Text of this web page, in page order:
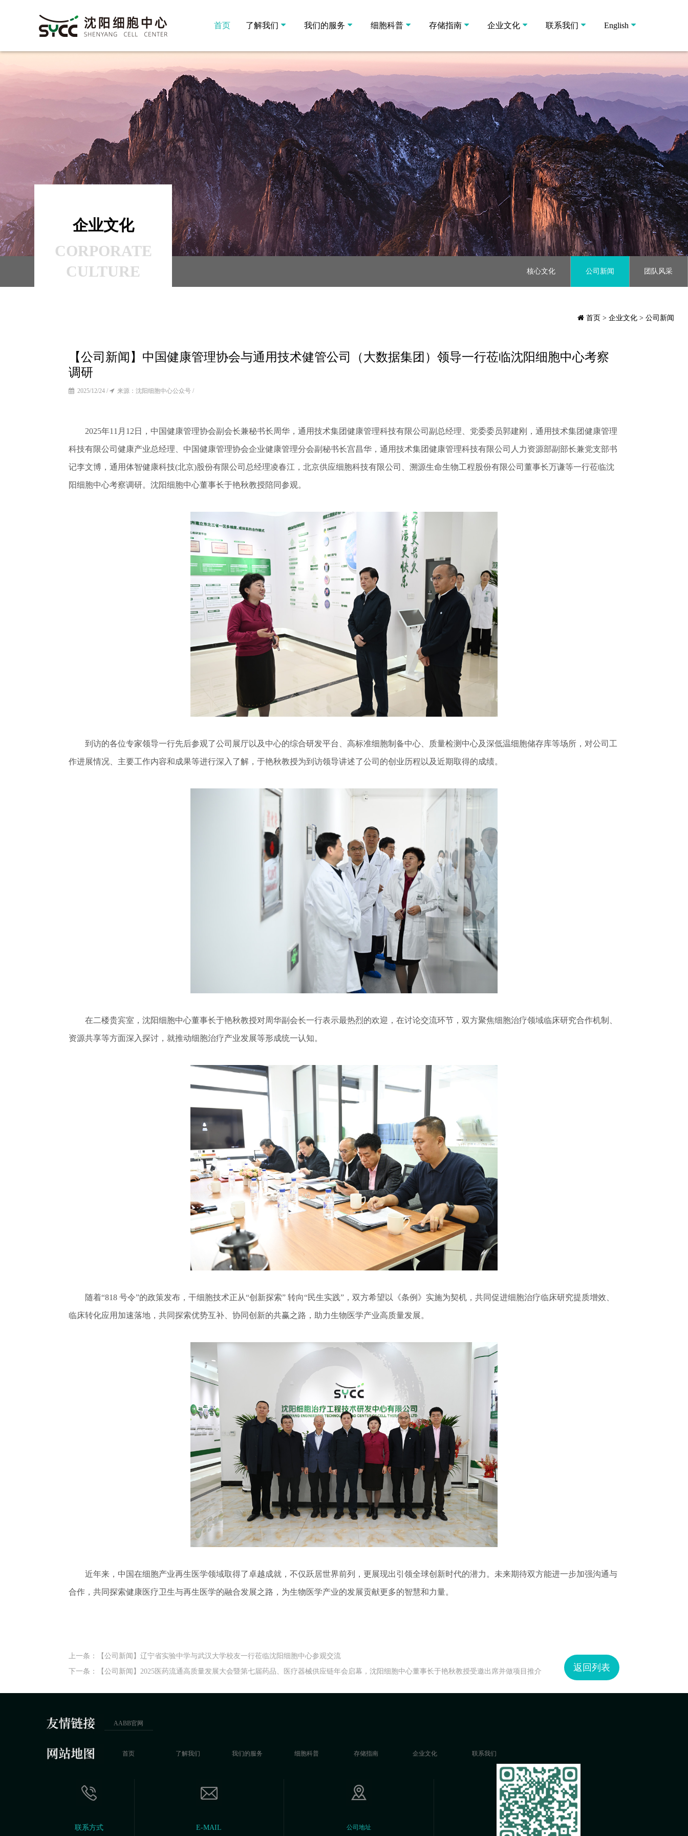
首页 了解我们 我们的服务 细胞科普 存储指南 企业文化 联系我们 English
企业文化
CORPORATE
CULTURE
核心文化 公司新闻 团队风采
首页 > 企业文化 > 公司新闻
【公司新闻】中国健康管理协会与通用技术健管公司（大数据集团）领导一行莅临沈阳细胞中心考察
调研
2025/12/24 / 来源：沈阳细胞中心公众号 /
2025年11月12日，中国健康管理协会副会长兼秘书长周华，通用技术集团健康管理科技有限公司副总经理、党委委员郭建刚，通用技术集团健康管理
科技有限公司健康产业总经理、中国健康管理协会企业健康管理分会副秘书长宫昌华，通用技术集团健康管理科技有限公司人力资源部副部长兼党支部书
记李文博，通用体智健康科技(北京)股份有限公司总经理凌春江，北京供应细胞科技有限公司、溯源生命生物工程股份有限公司董事长万谦等一行莅临沈
阳细胞中心考察调研。沈阳细胞中心董事长于艳秋教授陪同参观。
到访的各位专家领导一行先后参观了公司展厅以及中心的综合研发平台、高标准细胞制备中心、质量检测中心及深低温细胞储存库等场所，对公司工
作进展情况、主要工作内容和成果等进行深入了解，于艳秋教授为到访领导讲述了公司的创业历程以及近期取得的成绩。
在二楼贵宾室，沈阳细胞中心董事长于艳秋教授对周华副会长一行表示最热烈的欢迎，在讨论交流环节，双方聚焦细胞治疗领域临床研究合作机制、
资源共享等方面深入探讨，就推动细胞治疗产业发展等形成统一认知。
随着“818 号令”的政策发布，干细胞技术正从“创新探索” 转向“民生实践”，双方希望以《条例》实施为契机，共同促进细胞治疗临床研究提质增效、
临床转化应用加速落地，共同探索优势互补、协同创新的共赢之路，助力生物医学产业高质量发展。
近年来，中国在细胞产业再生医学领域取得了卓越成就，不仅跃居世界前列，更展现出引领全球创新时代的潜力。未来期待双方能进一步加强沟通与
合作，共同探索健康医疗卫生与再生医学的融合发展之路，为生物医学产业的发展贡献更多的智慧和力量。
上一条：
【公司新闻】辽宁省实验中学与武汉大学校友一行莅临沈阳细胞中心参观交流
下一条：
【公司新闻】2025医药流通高质量发展大会暨第七届药品、医疗器械供应链年会启幕，沈阳细胞中心董事长于艳秋教授受邀出席并做项目推介 返回列表
AABB官网
首页 了解我们 我们的服务 细胞科普 存储指南 企业文化 联系我们
联系方式 E-MAIL 公司地址